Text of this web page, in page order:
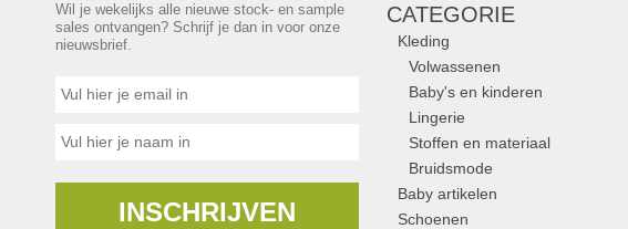
Wil je wekelijks alle nieuwe stock- en sample
sales ontvangen? Schrijf je dan in voor onze
nieuwsbrief.
INSCHRIJVEN
CATEGORIE
Kleding
Volwassenen
Baby's en kinderen
Lingerie
Stoffen en materiaal
Bruidsmode
Baby artikelen
Schoenen